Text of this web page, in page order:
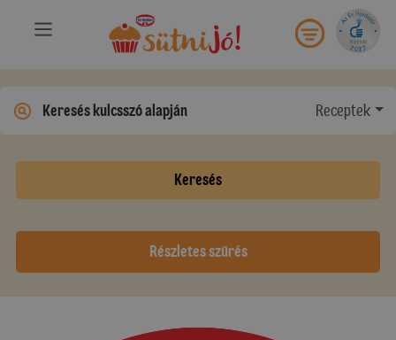
Receptek
Keresés
Részletes szűrés